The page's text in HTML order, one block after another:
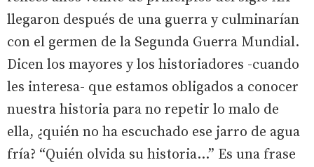
llegaron después de una guerra y culminarían
con el germen de la Segunda Guerra Mundial.
Dicen los mayores y los historiadores -cuando
les interesa- que estamos obligados a conocer
nuestra historia para no repetir lo malo de
ella, ¿quién no ha escuchado ese jarro de agua
fría? “Quién olvida su historia…” Es una frase